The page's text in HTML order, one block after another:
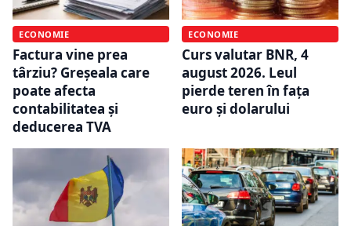
ECONOMIE
Factura vine prea
târziu? Greșeala care
poate afecta
contabilitatea și
deducerea TVA
ECONOMIE
Curs valutar BNR, 4
august 2026. Leul
pierde teren în fața
euro și dolarului